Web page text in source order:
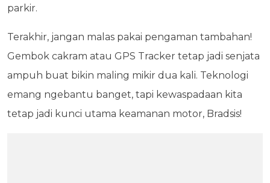
parkir.
Terakhir, jangan malas pakai pengaman tambahan!
Gembok cakram atau GPS Tracker tetap jadi senjata
ampuh buat bikin maling mikir dua kali. Teknologi
emang ngebantu banget, tapi kewaspadaan kita
tetap jadi kunci utama keamanan motor, Bradsis!